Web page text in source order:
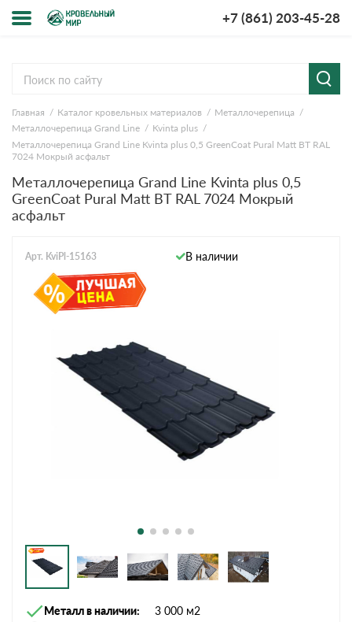
+7 (861) 203-45-28
компании
и оплата
ответы
Главная Каталог кровельных материалов
Металлочерепица
Металлочерепица Grand Line
Kvinta plus
Металлочерепица Grand Line Kvinta plus 0,5 GreenCoat Pural Matt BT RAL
7024 Мокрый асфальт
Металлочерепица Grand Line Kvinta plus 0,5
GreenCoat Pural Matt BT RAL 7024 Мокрый
асфальт
Арт. KviPl-15163 В наличии
Металл в наличии
3 000 м2